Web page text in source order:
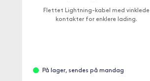
Flettet Lightning-kabel med vinklede
kontakter for enklere lading.
På lager, sendes på mandag